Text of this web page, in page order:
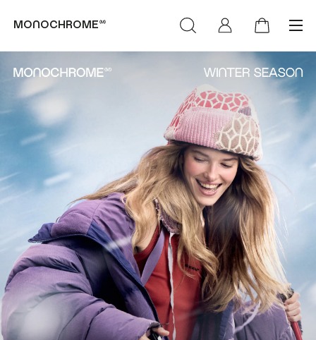
monochrome™
категории
(Худи & Cвитшоты)
(Футболки &
(Свитеры &
Кардиганы)
(Брюки & Джинсы)
(Пиджаки & Жилеты)
(Рубашки &
Костюмы)
коллекции
(NEW)™
(LIFE)™
MONOCHROME™ х
Объединение «Гжель»
РОСКОСМОС х
МОНОХРОМ™
(SUMMER)™
(DENIM)™